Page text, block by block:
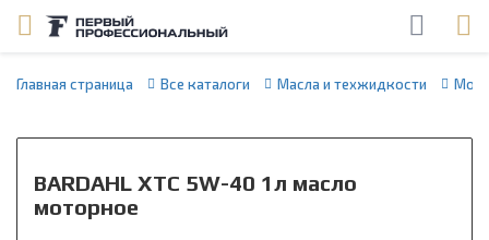
Главная страница Все каталоги Масла и техжидкости
BARDAHL XTC 5W-40 1л масло
моторное